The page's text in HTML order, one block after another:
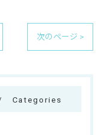
次のページ >
Categories